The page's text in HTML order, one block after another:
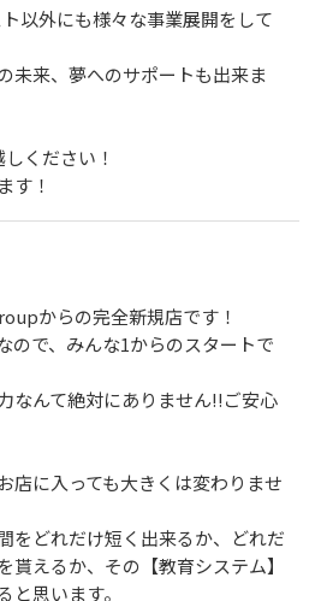
以外にも様々な事業展開をして
未来、夢へのサポートも出来ま
ください！
す！
からの完全新規店です！
ので、みんな1からのスタートで
なんて絶対にありません!!ご安心
店に入っても大きくは変わりませ
をどれだけ短く出来るか、どれだ
貰えるか、その【教育システム】
と思います。